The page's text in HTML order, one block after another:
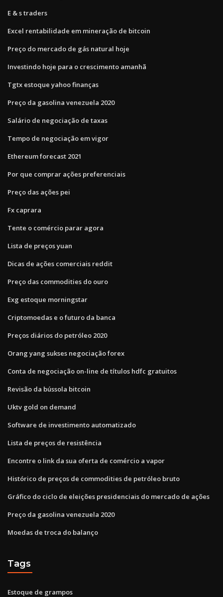
E & s traders
Excel rentabilidade em mineração de bitcoin
Preço do mercado de gás natural hoje
Investindo hoje para o crescimento amanhã
Tgtx estoque yahoo finanças
Preço da gasolina venezuela 2020
Salário de negociação de taxas
Tempo de negociação em vigor
Ethereum forecast 2021
Por que comprar ações preferenciais
Preço das ações pei
Fx caprara
Tente o comércio parar agora
Lista de preços yuan
Dicas de ações comerciais reddit
Preço das commodities do ouro
Exg estoque morningstar
Criptomoedas e o futuro da banca
Preços diários do petróleo 2020
Orang yang sukses negociação forex
Conta de negociação on-line de títulos hdfc gratuitos
Revisão da bússola bitcoin
Uktv gold on demand
Software de investimento automatizado
Lista de preços de resistência
Encontre o link da sua oferta de comércio a vapor
Histórico de preços de commodities de petróleo bruto
Gráfico do ciclo de eleições presidenciais do mercado de ações
Preço da gasolina venezuela 2020
Moedas de troca do balanço
Tags
Estoque de grampos